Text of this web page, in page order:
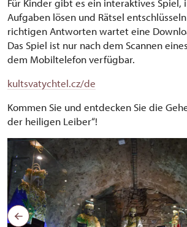
Für Kinder gibt es ein interaktives Spiel,
Aufgaben lösen und Rätsel
richtigen Antworten wartet eine
Das Spiel ist nur nach dem Scannen
dem Mobiltelefon verfügbar.
kultsvatychtel.cz/de
Kommen Sie und entdecken Sie die
der heiligen Leiber“!